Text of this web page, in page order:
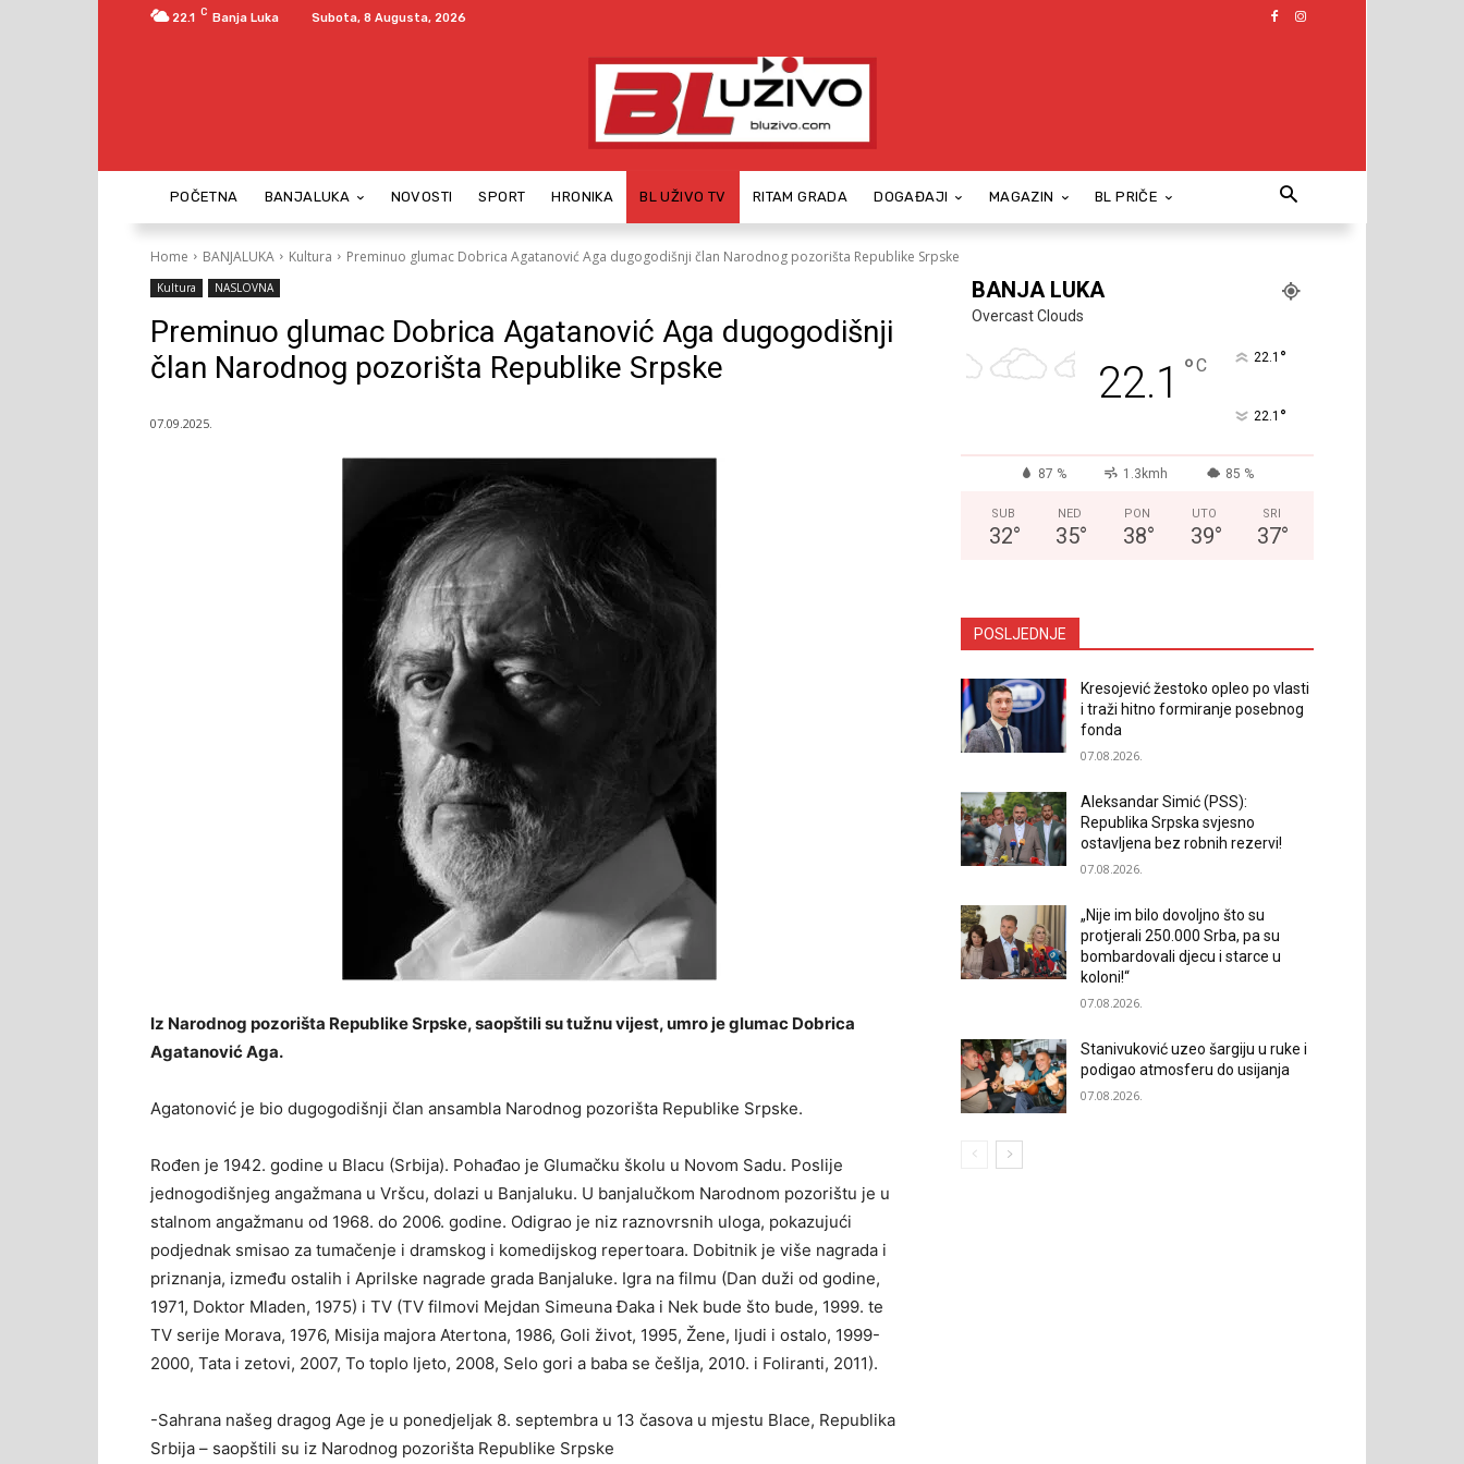
22.1 C Banja Luka Subota, 8 Augusta, 2026
POČETNA BANJALUKA NOVOSTI SPORT HRONIKA BL UŽIVO TV RITAM GRADA DOGAĐAJI MAGAZIN BL PRIČE
Home BANJALUKA Kultura Preminuo glumac Dobrica Agatanović Aga dugogodišnji član Narodnog pozorišta Republike Srpske
Kultura NASLOVNA
Preminuo glumac Dobrica Agatanović Aga dugogodišnji
član Narodnog pozorišta Republike Srpske
07.09.2025.
Iz Narodnog pozorišta Republike Srpske, saopštili su tužnu vijest, umro je glumac Dobrica
Agatanović Aga.
Agatonović je bio dugogodišnji član ansambla Narodnog pozorišta Republike Srpske.
Rođen je 1942. godine u Blacu (Srbija). Pohađao je Glumačku školu u Novom Sadu. Poslije
jednogodišnjeg angažmana u Vršcu, dolazi u Banjaluku. U banjalučkom Narodnom pozorištu je u
stalnom angažmanu od 1968. do 2006. godine. Odigrao je niz raznovrsnih uloga, pokazujući
podjednak smisao za tumačenje i dramskog i komedijskog repertoara. Dobitnik je više nagrada i
priznanja, između ostalih i Aprilske nagrade grada Banjaluke. Igra na filmu (Dan duži od godine,
1971, Doktor Mladen, 1975) i TV (TV filmovi Mejdan Simeuna Đaka i Nek bude što bude, 1999. te
TV serije Morava, 1976, Misija majora Atertona, 1986, Goli život, 1995, Žene, ljudi i ostalo, 1999-
2000, Tata i zetovi, 2007, To toplo ljeto, 2008, Selo gori a baba se češlja, 2010. i Foliranti, 2011).
-Sahrana našeg dragog Age je u ponedjeljak 8. septembra u 13 časova u mjestu Blace, Republika
Srbija – saopštili su iz Narodnog pozorišta Republike Srpske
BANJA LUKA
Overcast Clouds
22.1 °C 22.1 °
22.1 °
87 % 1.3kmh 85 %
SUB
32°
NED
35°
PON
38°
UTO
39°
SRI
37°
POSLJEDNJE
Kresojević žestoko opleo po vlasti
i traži hitno formiranje posebnog
fonda
07.08.2026.
Aleksandar Simić (PSS):
Republika Srpska svjesno
ostavljena bez robnih rezervi!
07.08.2026.
„Nije im bilo dovoljno što su
protjerali 250.000 Srba, pa su
bombardovali djecu i starce u
koloni!“
07.08.2026.
Stanivuković uzeo šargiju u ruke i
podigao atmosferu do usijanja
07.08.2026.